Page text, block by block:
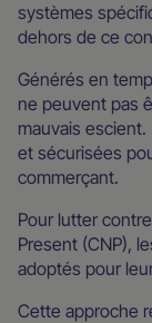
systèmes
dehors de ce
Générés en
ne peuvent pas
mauvais
et sécurisées
commerçant.
Pour lutter
Present (CNP),
adoptés pour
Cette approche